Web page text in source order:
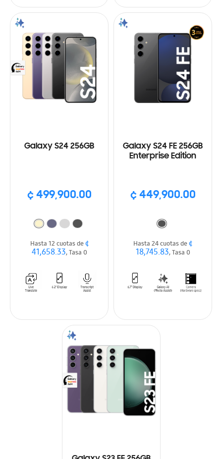
Galaxy S24 256GB
¢ 499,900.00
Hasta 12 cuotas de¢
41,658.33, Tasa 0
Galaxy S24 FE 256GB
Enterprise Edition
¢ 449,900.00
Hasta 24 cuotas de¢
18,745.83, Tasa 0